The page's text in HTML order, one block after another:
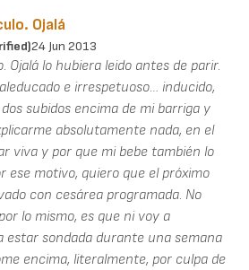
Ojalá
24 Jun 2013
Ojalá lo hubiera leido antes de parir.
e irrespetuoso… inducido,
subidos encima de mi barriga y
absolutamente nada, en el
viva y por que mi bebe también lo
ese motivo, quiero que el próximo
con cesárea programada. No
lo mismo, es que ni voy a
estar sondada durante una semana
encima, literalmente, por culpa de